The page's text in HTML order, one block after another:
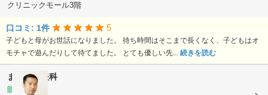
クリニックモール3階
口コミ: 1件 5
子どもと母がお世話になりました。 待ち時間はそこまで長くなく、子どもはオ
モチャで遊んだりして待てました。 とても優しい先... 続きを読む
まつもと眼科
眼科